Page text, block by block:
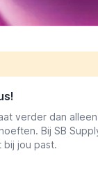
verder dan
Bij SB
bij jou past.